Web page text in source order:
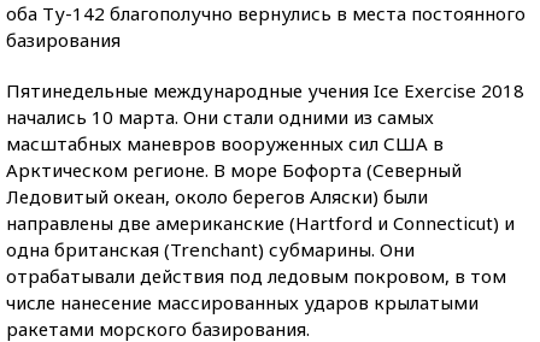
оба Ту-142 благополучно вернулись в места постоянного
базирования
Пятинедельные международные учения Ice Exercise 2018
начались 10 марта. Они стали одними из самых
масштабных маневров вооруженных сил США в
Арктическом регионе. В море Бофорта (Северный
Ледовитый океан, около берегов Аляски) были
направлены две американские (Hartford и Connecticut) и
одна британская (Trenchant) субмарины. Они
отрабатывали действия под ледовым покровом, в том
числе нанесение массированных ударов крылатыми
ракетами морского базирования.